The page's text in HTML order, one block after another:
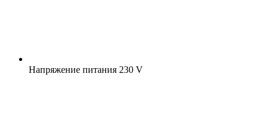
Напряжение питания 230 V